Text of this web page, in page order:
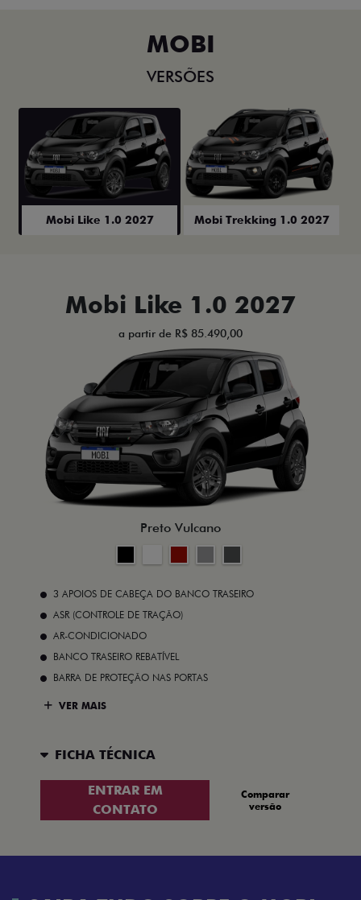
MOBI
VERSÕES
Mobi Like 1.0 2027 Mobi Trekking 1.0 2027
Mobi Like 1.0 2027
a partir de R$ 85.490,00
Preto Vulcano
3 APOIOS DE CABEÇA DO BANCO TRASEIRO
ASR (CONTROLE DE TRAÇÃO)
AR-CONDICIONADO
BANCO TRASEIRO REBATÍVEL
BARRA DE PROTEÇÃO NAS PORTAS
VER MAIS
FICHA TÉCNICA
ENTRAR EM
CONTATO
Comparar
versão